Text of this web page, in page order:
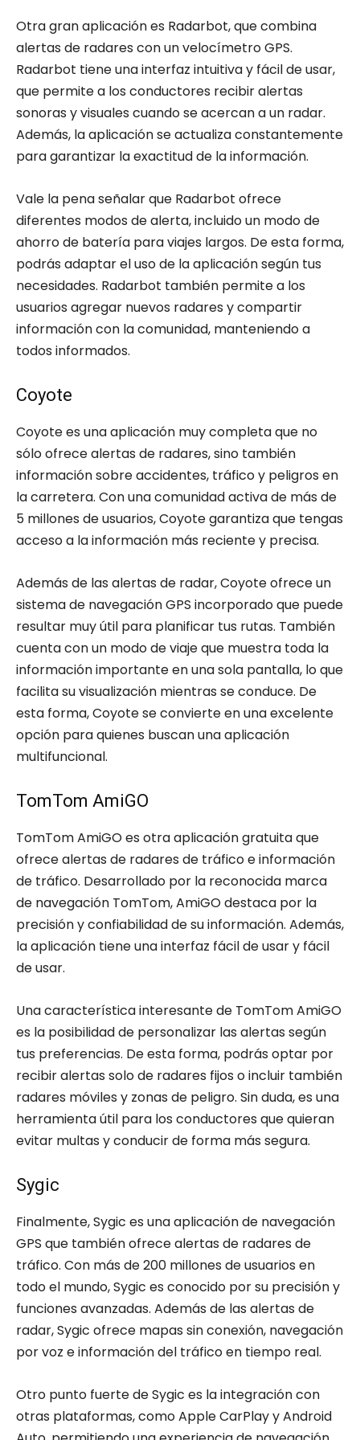
Otra gran aplicación es Radarbot, que combina
alertas de radares con un velocímetro GPS.
Radarbot tiene una interfaz intuitiva y fácil de usar,
que permite a los conductores recibir alertas
sonoras y visuales cuando se acercan a un radar.
Además, la aplicación se actualiza constantemente
para garantizar la exactitud de la información.
Vale la pena señalar que Radarbot ofrece
diferentes modos de alerta, incluido un modo de
ahorro de batería para viajes largos. De esta forma,
podrás adaptar el uso de la aplicación según tus
necesidades. Radarbot también permite a los
usuarios agregar nuevos radares y compartir
información con la comunidad, manteniendo a
todos informados.
Coyote
Coyote es una aplicación muy completa que no
sólo ofrece alertas de radares, sino también
información sobre accidentes, tráfico y peligros en
la carretera. Con una comunidad activa de más de
5 millones de usuarios, Coyote garantiza que tengas
acceso a la información más reciente y precisa.
Además de las alertas de radar, Coyote ofrece un
sistema de navegación GPS incorporado que puede
resultar muy útil para planificar tus rutas. También
cuenta con un modo de viaje que muestra toda la
información importante en una sola pantalla, lo que
facilita su visualización mientras se conduce. De
esta forma, Coyote se convierte en una excelente
opción para quienes buscan una aplicación
multifuncional.
TomTom AmiGO
TomTom AmiGO es otra aplicación gratuita que
ofrece alertas de radares de tráfico e información
de tráfico. Desarrollado por la reconocida marca
de navegación TomTom, AmiGO destaca por la
precisión y confiabilidad de su información. Además,
la aplicación tiene una interfaz fácil de usar y fácil
de usar.
Una característica interesante de TomTom AmiGO
es la posibilidad de personalizar las alertas según
tus preferencias. De esta forma, podrás optar por
recibir alertas solo de radares fijos o incluir también
radares móviles y zonas de peligro. Sin duda, es una
herramienta útil para los conductores que quieran
evitar multas y conducir de forma más segura.
Sygic
Finalmente, Sygic es una aplicación de navegación
GPS que también ofrece alertas de radares de
tráfico. Con más de 200 millones de usuarios en
todo el mundo, Sygic es conocido por su precisión y
funciones avanzadas. Además de las alertas de
radar, Sygic ofrece mapas sin conexión, navegación
por voz e información del tráfico en tiempo real.
Otro punto fuerte de Sygic es la integración con
otras plataformas, como Apple CarPlay y Android